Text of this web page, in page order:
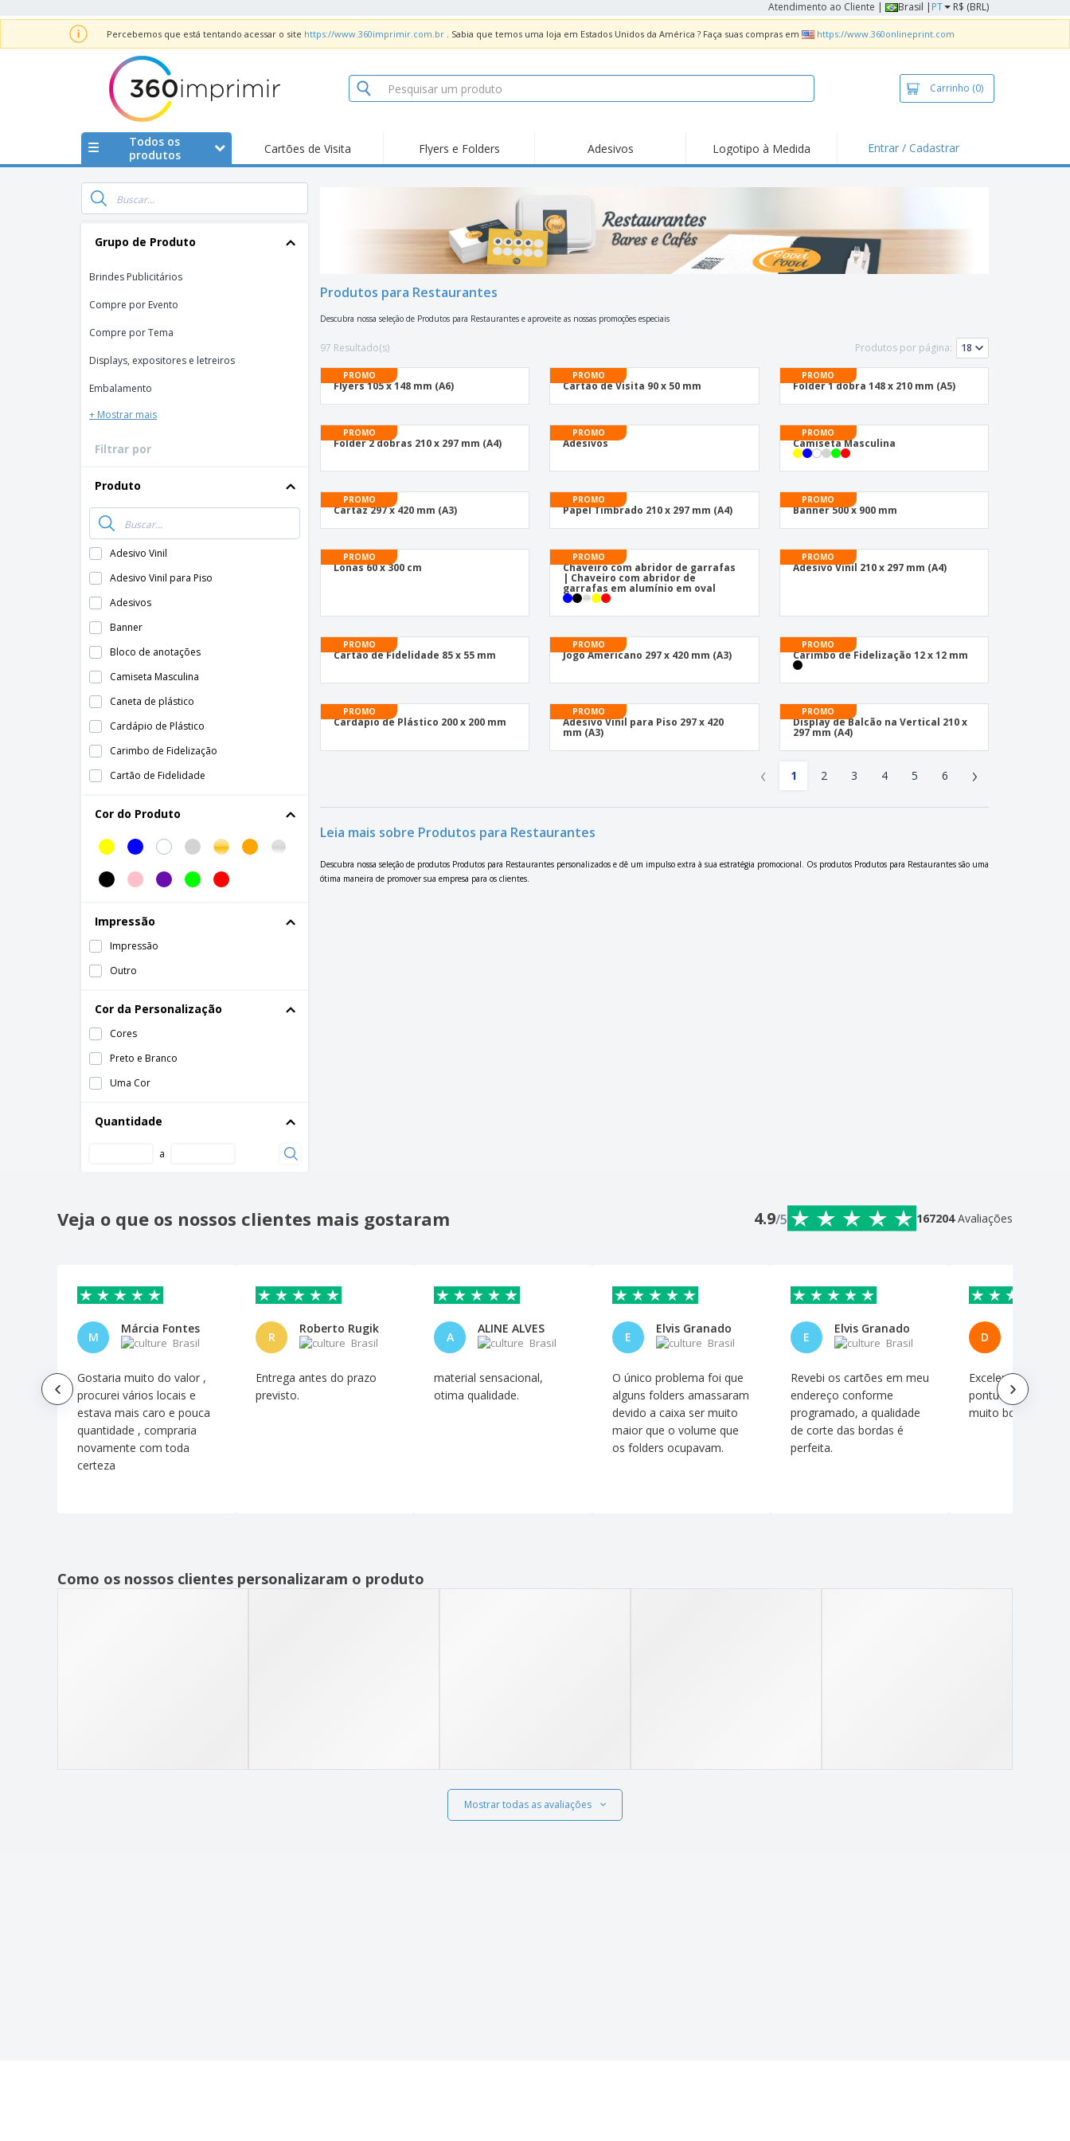
Atendimento ao Cliente | Brasil | PT R$ (BRL)
Percebemos que está tentando acessar o site https://www.360imprimir.com.br . Sabia que temos uma loja em Estados Unidos da América ? Faça suas compras em https://www.360onlineprint.com
Carrinho (0)
Todos os
produtos
Cartões de Visita Flyers e Folders Adesivos Logotipo à Medida Entrar / Cadastrar
Grupo de Produto
Brindes Publicitários
Compre por Evento
Compre por Tema
Displays, expositores e letreiros
Embalamento
+ Mostrar mais
Filtrar por
Produto
Adesivo Vinil
Adesivo Vinil para Piso
Adesivos
Banner
Bloco de anotações
Camiseta Masculina
Caneta de plástico
Cardápio de Plástico
Carimbo de Fidelização
Cartão de Fidelidade
Chaveiro com abridor de garrafas
Display de Balcão na Vertical
Folder 1 dobra
Folder 2 dobras
Jogo Americano
Cor do Produto
Impressão
Impressão
Outro
Cor da Personalização
Cores
Preto e Branco
Uma Cor
Quantidade
a
Produtos para Restaurantes
Descubra nossa seleção de Produtos para Restaurantes e aproveite as nossas promoções especiais
97 Resultado(s) Produtos por página:
PROMO
Flyers 105 x 148 mm (A6)
PROMO
Cartão de Visita 90 x 50 mm
PROMO
Folder 1 dobra 148 x 210 mm (A5)
PROMO
Folder 2 dobras 210 x 297 mm (A4)
PROMO
Adesivos
PROMO
Camiseta Masculina
PROMO
Cartaz 297 x 420 mm (A3)
PROMO
Papel Timbrado 210 x 297 mm (A4)
PROMO
Banner 500 x 900 mm
PROMO
Lonas 60 x 300 cm
PROMO
Chaveiro com abridor de garrafas
| Chaveiro com abridor de
garrafas em alumínio em oval
PROMO
Adesivo Vinil 210 x 297 mm (A4)
PROMO
Cartão de Fidelidade 85 x 55 mm
PROMO
Jogo Americano 297 x 420 mm (A3)
PROMO
Carimbo de Fidelização 12 x 12 mm
PROMO
Cardápio de Plástico 200 x 200 mm
PROMO
Adesivo Vinil para Piso 297 x 420
mm (A3)
PROMO
Display de Balcão na Vertical 210 x
297 mm (A4)
‹ 1 2 3 4 5 6 ›
Leia mais sobre Produtos para Restaurantes
Descubra nossa seleção de produtos Produtos para Restaurantes personalizados e dê um impulso extra à sua estratégia promocional. Os produtos Produtos para Restaurantes são uma
ótima maneira de promover sua empresa para os clientes.
Veja o que os nossos clientes mais gostaram 4.9/5 167204 Avaliações
M
Márcia Fontes
Brasil
Gostaria muito do valor ,
procurei vários locais e
estava mais caro e pouca
quantidade , compraria
novamente com toda
certeza
R
Roberto Rugik
Brasil
Entrega antes do prazo
previsto.
A
ALINE ALVES
Brasil
material sensacional,
otima qualidade.
E
Elvis Granado
Brasil
O único problema foi que
alguns folders amassaram
devido a caixa ser muito
maior que o volume que
os folders ocupavam.
E
Elvis Granado
Brasil
Revebi os cartões em meu
endereço conforme
programado, a qualidade
de corte das bordas é
perfeita.
D
Excelente
pontualidade,
muito bons
Como os nossos clientes personalizaram o produto
Mostrar todas as avaliações